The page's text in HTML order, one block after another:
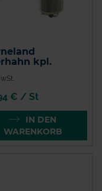
kpl.
€ / St
IN DEN
WARENKORB